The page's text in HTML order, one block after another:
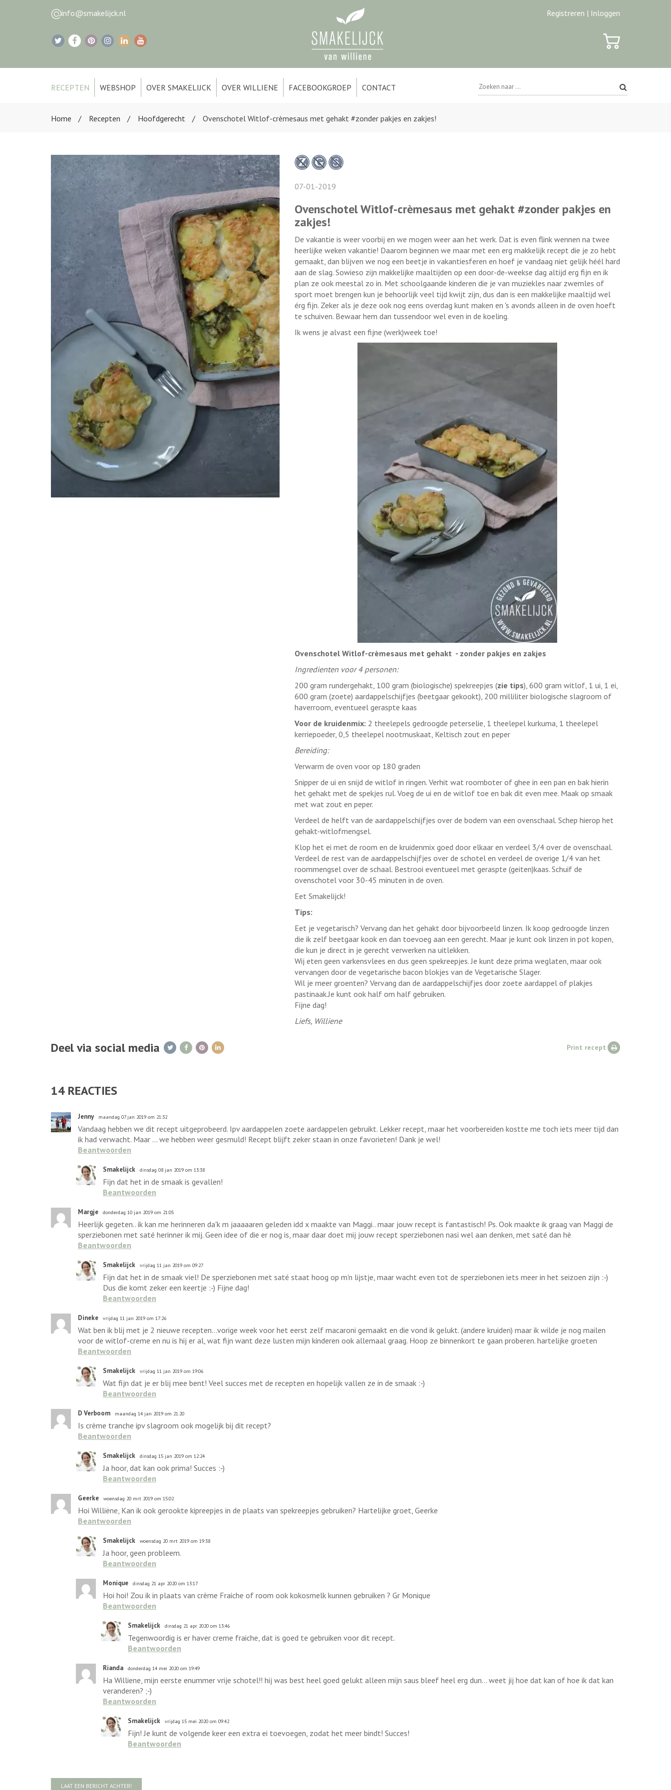
info@smakelijck.nl Registreren | Inloggen
RECEPTEN WEBSHOP OVER SMAKELIJCK OVER WILLIENE FACEBOOKGROEP CONTACT
Home Recepten Hoofdgerecht Ovenschotel Witlof-crèmesaus met gehakt #zonder pakjes en zakjes!
07-01-2019
Ovenschotel Witlof-crèmesaus met gehakt #zonder pakjes en
zakjes!
De vakantie is weer voorbij en we mogen weer aan het werk. Dat is even flink wennen na twee
heerlijke weken vakantie! Daarom beginnen we maar met een erg makkelijk recept die je zo hebt
gemaakt, dan blijven we nog een beetje in vakantiesferen en hoef je vandaag niet gelijk héél hard
aan de slag. Sowieso zijn makkelijke maaltijden op een door-de-weekse dag altijd erg fijn en ik
plan ze ook meestal zo in. Met schoolgaande kinderen die je van muziekles naar zwemles of
sport moet brengen kun je behoorlijk veel tijd kwijt zijn, dus dan is een makkelijke maaltijd wel
érg fijn. Zeker als je deze ook nog eens overdag kunt maken en 's avonds alleen in de oven hoeft
te schuiven. Bewaar hem dan tussendoor wel even in de koeling.
Ik wens je alvast een fijne (werk)week toe!
Ovenschotel Witlof-crèmesaus met gehakt - zonder pakjes en zakjes
Ingredienten voor 4 personen:
200 gram rundergehakt, 100 gram (biologische) spekreepjes (zie tips), 600 gram witlof, 1 ui, 1 ei,
600 gram (zoete) aardappelschijfjes (beetgaar gekookt), 200 milliliter biologische slagroom of
haverroom, eventueel geraspte kaas
Voor de kruidenmix: 2 theelepels gedroogde peterselie, 1 theelepel kurkuma, 1 theelepel
kerriepoeder, 0,5 theelepel nootmuskaat, Keltisch zout en peper
Bereiding:
Verwarm de oven voor op 180 graden
Snipper de ui en snijd de witlof in ringen. Verhit wat roomboter of ghee in een pan en bak hierin
het gehakt met de spekjes rul. Voeg de ui en de witlof toe en bak dit even mee. Maak op smaak
met wat zout en peper.
Verdeel de helft van de aardappelschijfjes over de bodem van een ovenschaal. Schep hierop het
gehakt-witlofmengsel.
Klop het ei met de room en de kruidenmix goed door elkaar en verdeel 3/4 over de ovenschaal.
Verdeel de rest van de aardappelschijfjes over de schotel en verdeel de overige 1/4 van het
roommengsel over de schaal. Bestrooi eventueel met geraspte (geiten)kaas. Schuif de
ovenschotel voor 30-45 minuten in de oven.
Eet Smakelijck!
Tips:
Eet je vegetarisch? Vervang dan het gehakt door bijvoorbeeld linzen. Ik koop gedroogde linzen
die ik zelf beetgaar kook en dan toevoeg aan een gerecht. Maar je kunt ook linzen in pot kopen,
die kun je direct in je gerecht verwerken na uitlekken.
Wij eten geen varkensvlees en dus geen spekreepjes. Je kunt deze prima weglaten, maar ook
vervangen door de vegetarische bacon blokjes van de Vegetarische Slager.
Wil je meer groenten? Vervang dan de aardappelschijfjes door zoete aardappel of plakjes
pastinaak.Je kunt ook half om half gebruiken.
Fijne dag!
Liefs, Williene
Deel via social media Print recept
14 REACTIES
Jenny maandag 07 jan 2019 om 21:32
Vandaag hebben we dit recept uitgeprobeerd. Ipv aardappelen zoete aardappelen gebruikt. Lekker recept, maar het voorbereiden kostte me toch iets meer tijd dan
ik had verwacht. Maar ... we hebben weer gesmuld! Recept blijft zeker staan in onze favorieten! Dank je wel!
Beantwoorden
Smakelijck dinsdag 08 jan 2019 om 13:38
Fijn dat het in de smaak is gevallen!
Beantwoorden
Margje donderdag 10 jan 2019 om 21:05
Heerlijk gegeten.. ik kan me herinneren da'k m jaaaaaren geleden idd x maakte van Maggi.. maar jouw recept is fantastisch! Ps. Ook maakte ik graag van Maggi de
sperziebonen met saté herinner ik mij. Geen idee of die er nog is, maar daar doet mij jouw recept sperziebonen nasi wel aan denken, met saté dan hè
Beantwoorden
Smakelijck vrijdag 11 jan 2019 om 09:27
Fijn dat het in de smaak viel! De sperziebonen met saté staat hoog op m'n lijstje, maar wacht even tot de sperziebonen iets meer in het seizoen zijn :-)
Dus die komt zeker een keertje :-) Fijne dag!
Beantwoorden
Dineke vrijdag 11 jan 2019 om 17:26
Wat ben ik blij met je 2 nieuwe recepten...vorige week voor het eerst zelf macaroni gemaakt en die vond ik gelukt. (andere kruiden) maar ik wilde je nog mailen
voor de witlof-creme en nu is hij er al, wat fijn want deze lusten mijn kinderen ook allemaal graag. Hoop ze binnenkort te gaan proberen. hartelijke groeten
Beantwoorden
Smakelijck vrijdag 11 jan 2019 om 19:06
Wat fijn dat je er blij mee bent! Veel succes met de recepten en hopelijk vallen ze in de smaak :-)
Beantwoorden
D Verboom maandag 14 jan 2019 om 21:20
Is crème tranche ipv slagroom ook mogelijk bij dit recept?
Beantwoorden
Smakelijck dinsdag 15 jan 2019 om 12:24
Ja hoor, dat kan ook prima! Succes :-)
Beantwoorden
Geerke woensdag 20 mrt 2019 om 15:02
Hoi Williëne, Kan ik ook gerookte kipreepjes in de plaats van spekreepjes gebruiken? Hartelijke groet, Geerke
Beantwoorden
Smakelijck woensdag 20 mrt 2019 om 19:38
Ja hoor, geen probleem.
Beantwoorden
Monique dinsdag 21 apr 2020 om 13:17
Hoi hoi! Zou ik in plaats van crème Fraiche of room ook kokosmelk kunnen gebruiken ? Gr Monique
Beantwoorden
Smakelijck dinsdag 21 apr 2020 om 13:46
Tegenwoordig is er haver creme fraiche, dat is goed te gebruiken voor dit recept.
Beantwoorden
Rianda donderdag 14 mei 2020 om 19:49
Ha Williene, mijn eerste enummer vrije schotel!! hij was best heel goed gelukt alleen mijn saus bleef heel erg dun... weet jij hoe dat kan of hoe ik dat kan
veranderen? ;-)
Beantwoorden
Smakelijck vrijdag 15 mei 2020 om 09:42
Fijn! Je kunt de volgende keer een extra ei toevoegen, zodat het meer bindt! Succes!
Beantwoorden
LAAT EEN BERICHT ACHTER!